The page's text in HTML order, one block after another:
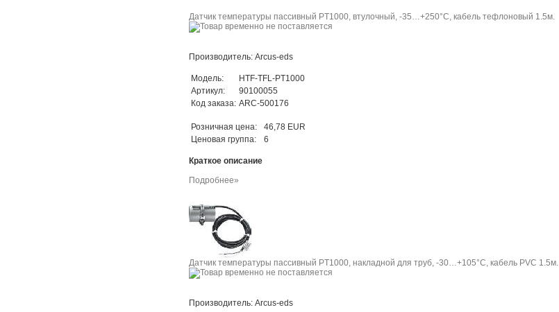
Датчик температуры пассивный PT1000, втулочный, -35…+250°C, кабель тефлоновый 1.5м.
Производитель: Arcus-eds
Модель:
HTF-TFL-PT1000
Артикул:
90100055
Код заказа: ARC-500176
Розничная цена:
46,78 EUR
Ценовая группа:
6
Краткое описание
Подробнее»
Датчик температуры пассивный PT1000, накладной для труб, -30…+105°C, кабель PVC 1.5м.
Производитель: Arcus-eds